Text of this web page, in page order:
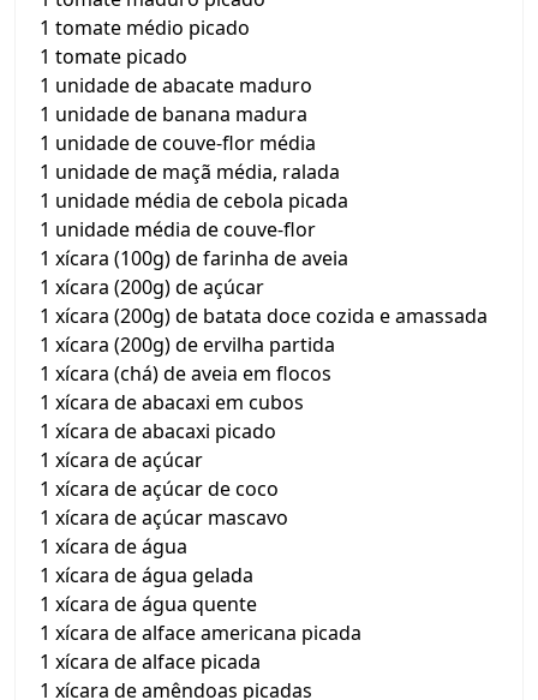
1 tomate médio picado
1 tomate picado
1 unidade de abacate maduro
1 unidade de banana madura
1 unidade de couve-flor média
1 unidade de maçã média, ralada
1 unidade média de cebola picada
1 unidade média de couve-flor
1 xícara (100g) de farinha de aveia
1 xícara (200g) de açúcar
1 xícara (200g) de batata doce cozida e amassada
1 xícara (200g) de ervilha partida
1 xícara (chá) de aveia em flocos
1 xícara de abacaxi em cubos
1 xícara de abacaxi picado
1 xícara de açúcar
1 xícara de açúcar de coco
1 xícara de açúcar mascavo
1 xícara de água
1 xícara de água gelada
1 xícara de água quente
1 xícara de alface americana picada
1 xícara de alface picada
1 xícara de amêndoas picadas